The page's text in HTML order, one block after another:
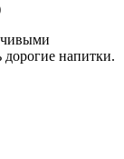
дорогие напитки.